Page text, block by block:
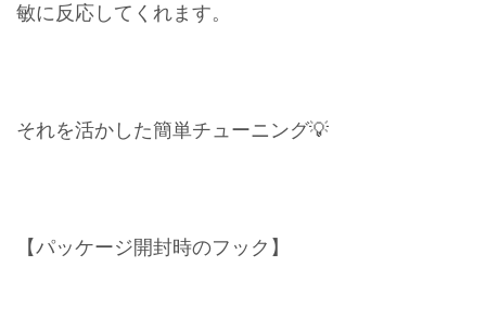
敏に反応してくれます。
それを活かした簡単チューニング💡
【パッケージ開封時のフック】